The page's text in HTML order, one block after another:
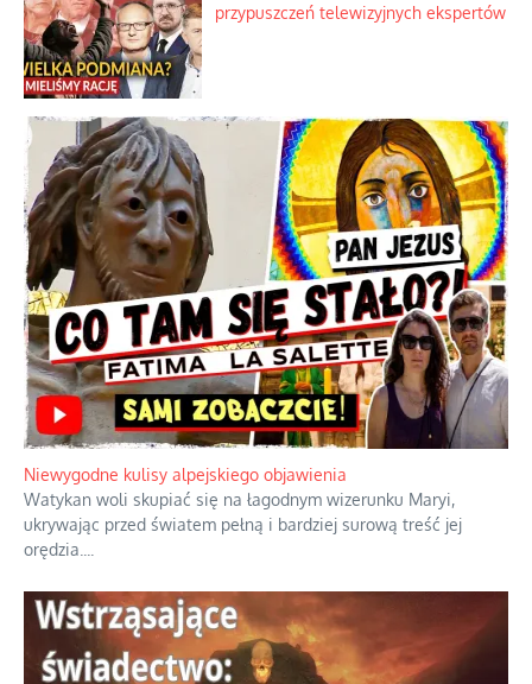
przypuszczeń telewizyjnych ekspertów
Niewygodne kulisy alpejskiego objawienia
Watykan woli skupiać się na łagodnym wizerunku Maryi,
ukrywając przed światem pełną i bardziej surową treść jej
orędzia.